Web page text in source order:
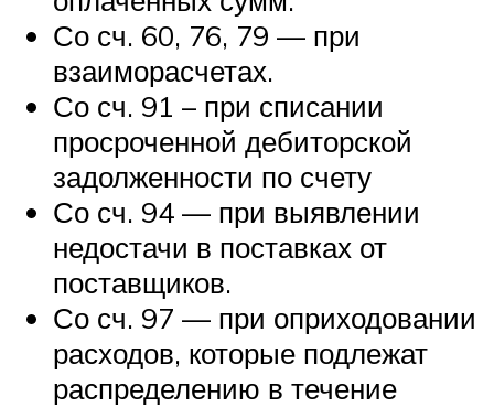
Со сч. 60, 76, 79 — при
взаиморасчетах.
Со сч. 91 – при списании
просроченной дебиторской
задолженности по счету
Со сч. 94 — при выявлении
недостачи в поставках от
поставщиков.
Со сч. 97 — при оприходовании
расходов, которые подлежат
распределению в течение